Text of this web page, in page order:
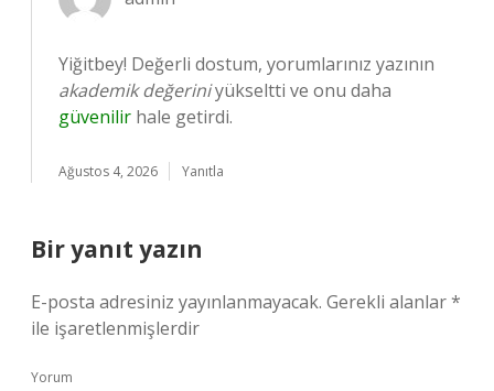
Yiğitbey! Değerli dostum, yorumlarınız yazının
akademik değeriniyükseltti ve onu daha
güvenilir hale getirdi.
Ağustos 4, 2026 Yanıtla
Bir yanıt yazın
E-posta adresiniz yayınlanmayacak. Gerekli alanlar*
ile işaretlenmişlerdir
Yorum